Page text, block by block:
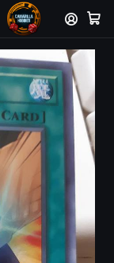
por Whatsapp